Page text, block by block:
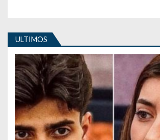
i
g
o
s
ULTIMOS